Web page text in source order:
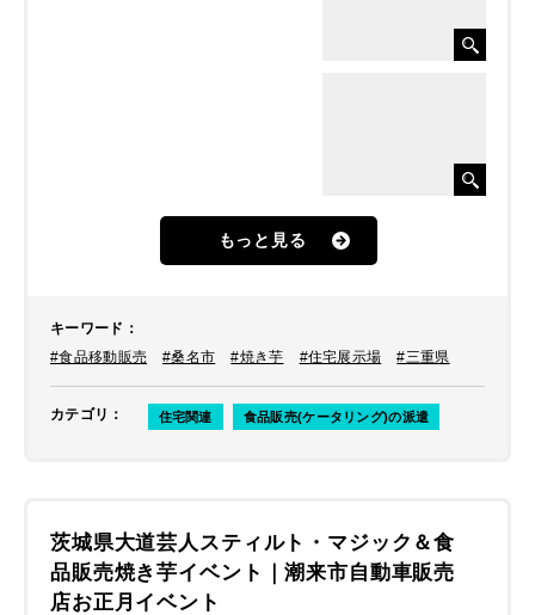
もっと見る
キーワード ：
#食品移動販売
#桑名市 #焼き芋 #住宅展示場 #三重県
カテゴリ ： 住宅関連 食品販売(ケータリング)の派遣
茨城県大道芸人スティルト・マジック＆食
品販売焼き芋イベント｜潮来市自動車販売
店お正月イベント